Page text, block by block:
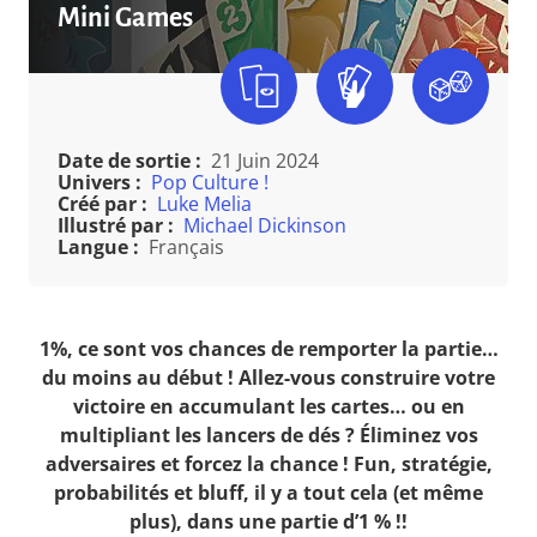
Mini Games
Date de sortie : 21 Juin 2024
Univers : Pop Culture !
Créé par : Luke Melia
Illustré par : Michael Dickinson
Langue : Français
1%, ce sont vos chances de remporter la partie…
du moins au début ! Allez-vous construire votre
victoire en accumulant les cartes… ou en
multipliant les lancers de dés ? Éliminez vos
adversaires et forcez la chance ! Fun, stratégie,
probabilités et bluff, il y a tout cela (et même
plus), dans une partie d’1 % !!